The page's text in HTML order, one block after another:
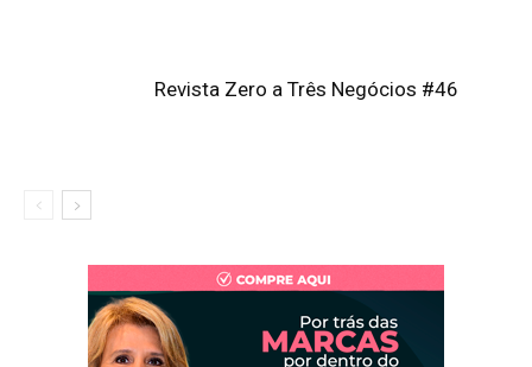
Revista Zero a Três Negócios #46